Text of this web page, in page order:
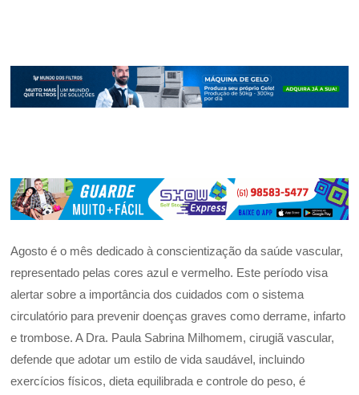
Agosto é o mês dedicado à conscientização da saúde vascular,
representado pelas cores azul e vermelho. Este período visa
alertar sobre a importância dos cuidados com o sistema
circulatório para prevenir doenças graves como derrame, infarto
e trombose. A Dra. Paula Sabrina Milhomem, cirugiã vascular,
defende que adotar um estilo de vida saudável, incluindo
exercícios físicos, dieta equilibrada e controle do peso, é